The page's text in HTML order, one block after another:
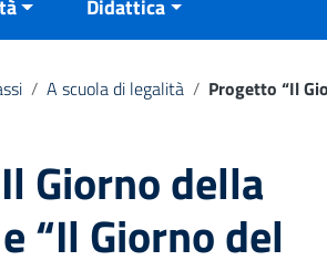
Didattica
/ A scuola di legalità / Progetto “Il
Giorno della
“Il Giorno del